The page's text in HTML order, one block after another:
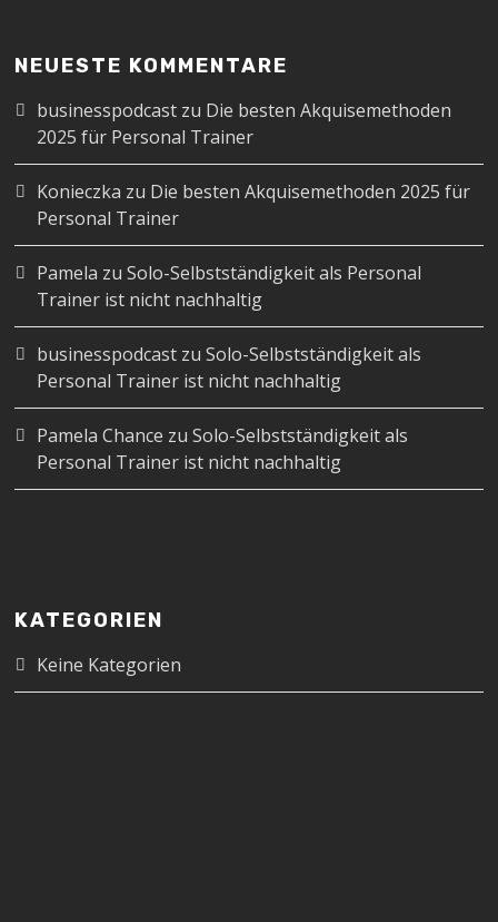
NEUESTE KOMMENTARE
businesspodcast zu Die besten Akquisemethoden
2025 für Personal Trainer
Konieczka zu Die besten Akquisemethoden 2025 für
Personal Trainer
Pamela zuSolo-Selbstständigkeit als Personal
Trainer ist nicht nachhaltig
businesspodcast zuSolo-Selbstständigkeit als
Personal Trainer ist nicht nachhaltig
Pamela Chance zuSolo-Selbstständigkeit als
Personal Trainer ist nicht nachhaltig
KATEGORIEN
Keine Kategorien